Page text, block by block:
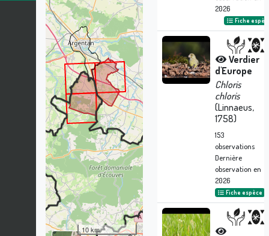
10 km
2026
Fiche
Verdier
d'Europe
Chloris
chloris
(Linnaeus,
1758)
153
observations
Dernière
observation en
2026
Fiche espèce